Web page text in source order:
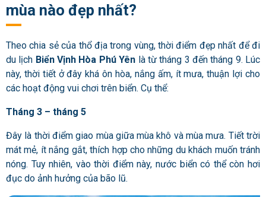
mùa nào đẹp nhất?
Theo chia sẻ của thổ địa trong vùng, thời điểm đẹp nhất để đi
du lịch Biển Vịnh Hòa Phú Yên là từ tháng 3 đến tháng 9. Lúc
này, thời tiết ở đây khá ôn hòa, nắng ấm, ít mưa, thuận lợi cho
các hoạt động vui chơi trên biển. Cụ thể:
Tháng 3 – tháng 5
Đây là thời điểm giao mùa giữa mùa khô và mùa mưa. Tiết trời
mát mẻ, ít nắng gắt, thích hợp cho những du khách muốn tránh
nóng. Tuy nhiên, vào thời điểm này, nước biển có thể còn hơi
đục do ảnh hưởng của bão lũ.